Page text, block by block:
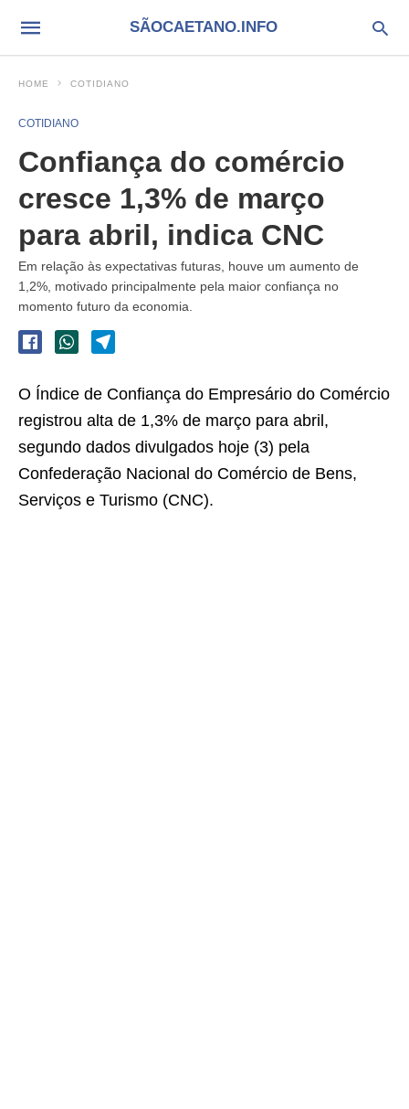
SÃOCAETANO.INFO
HOME COTIDIANO
COTIDIANO
Confiança do comércio
cresce 1,3% de março
para abril, indica CNC
Em relação às expectativas futuras, houve um aumento de
1,2%, motivado principalmente pela maior confiança no
momento futuro da economia.
O Índice de Confiança do Empresário do Comércio
registrou alta de 1,3% de março para abril,
segundo dados divulgados hoje (3) pela
Confederação Nacional do Comércio de Bens,
Serviços e Turismo (CNC).